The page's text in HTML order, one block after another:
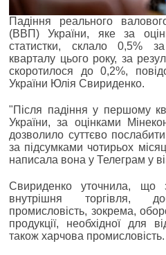
Падіння реального
(ВВП) України, яке за
статистки, склало 0,5%
кварталу цього року, за
скоротилося до 0,2%,
України Юлія Свириденко.
"Після падіння у першому
України, за оцінками
дозволило суттєво
за підсумками чотирьох
написала вона у Телеграм у
Свириденко уточнила, що
внутрішня торгівля,
промисловість, зокрема,
продукції, необхідної для
також харчова промисловість.